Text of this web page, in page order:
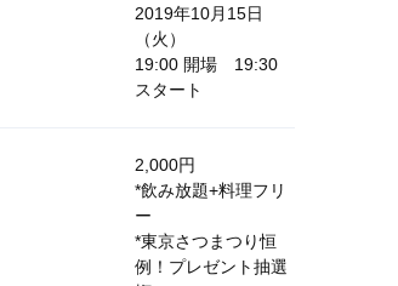
2019年10月15日
（火）
19:00 開場 19:30
スタート
2,000円
*飲み放題+料理フリ
ー
*東京さつまつり恒
例！プレゼント抽選